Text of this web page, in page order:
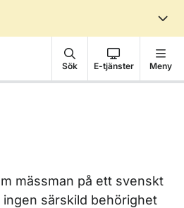
Sök E-tjänster Meny
mässman på ett svenskt
särskild behörighet